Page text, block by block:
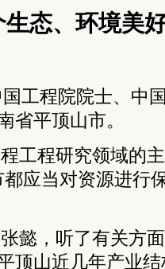
生态、环境美
工程院院士、中
省平顶山市。
工程研究领域的
应当对资源进行
懿，听了有关方
顶山近几年产业